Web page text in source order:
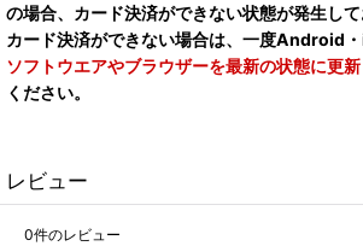
の場合、カード決済ができない状態が発生して
カード決済ができない場合は、一度Android
ソフトウエアやブラウザーを最新の状態に更新
ください。
レビュー
0件のレビュー